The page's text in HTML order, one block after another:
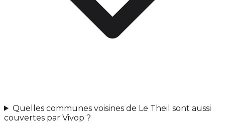
Quelles communes voisines de Le Theil sont aussi
couvertes par Vivop ?